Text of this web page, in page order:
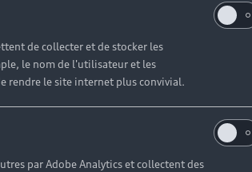
de collecter et de stocker les
le nom de l'utilisateur et les
le site internet plus convivial.
par Adobe Analytics et collectent des